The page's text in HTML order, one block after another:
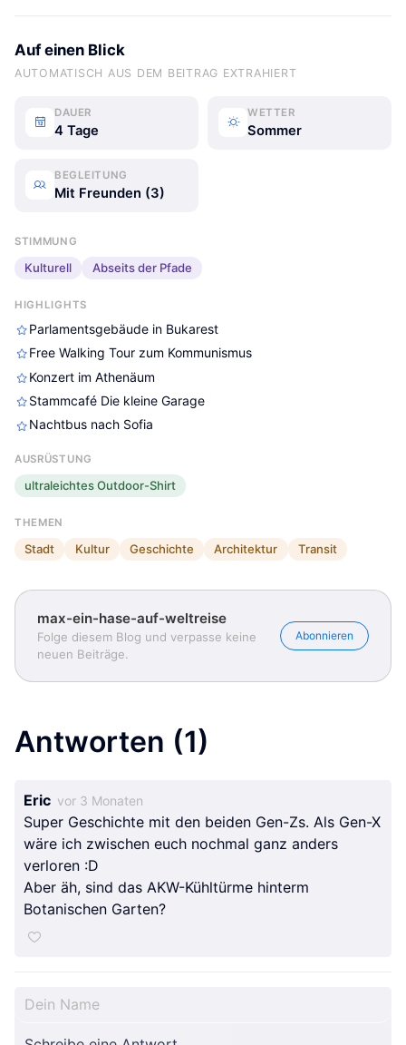
Auf einen Blick
AUTOMATISCH AUS DEM BEITRAG EXTRAHIERT
DAUER
4 Tage
WETTER
Sommer
BEGLEITUNG
Mit Freunden (3)
STIMMUNG
Kulturell Abseits der Pfade
HIGHLIGHTS
Parlamentsgebäude in Bukarest
Free Walking Tour zum Kommunismus
Konzert im Athenäum
Stammcafé Die kleine Garage
Nachtbus nach Sofia
AUSRÜSTUNG
ultraleichtes Outdoor-Shirt
THEMEN
Stadt Kultur Geschichte Architektur Transit
max-ein-hase-auf-weltreise
Folge diesem Blog und verpasse keine
neuen Beiträge.
Abonnieren
Antworten (1)
Eric vor 3 Monaten
Super Geschichte mit den beiden Gen-Zs. Als Gen-X
wäre ich zwischen euch nochmal ganz anders
verloren :D
Aber äh, sind das AKW-Kühltürme hinterm
Botanischen Garten?